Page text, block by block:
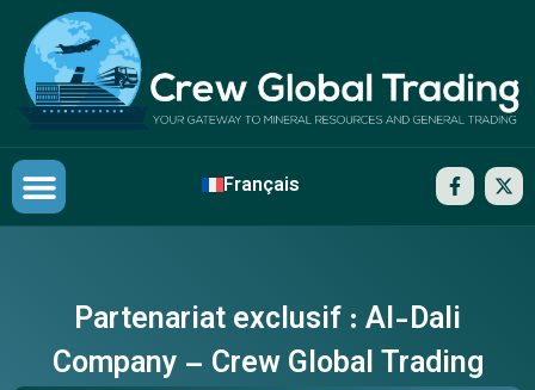
Français
Partenariat exclusif : Al-Dali
Company – Crew Global Trading